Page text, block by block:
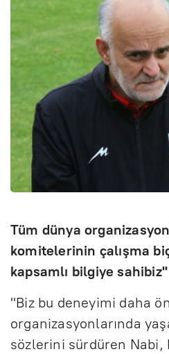
Tüm dünya
komitelerinin çalışma
kapsamlı bilgiye sahibiz"
"Biz bu deneyimi daha
organizasyonlarında
sözlerini sürdüren Nabi,